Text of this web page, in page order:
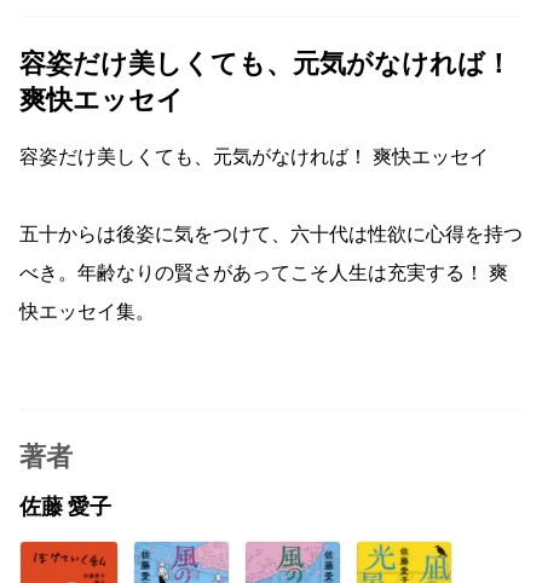
容姿だけ美しくても、元気がなければ！
爽快エッセイ
容姿だけ美しくても、元気がなければ！ 爽快エッセイ
五十からは後姿に気をつけて、六十代は性欲に心得を持つ
べき。年齢なりの賢さがあってこそ人生は充実する！ 爽
快エッセイ集。
著者
佐藤 愛子